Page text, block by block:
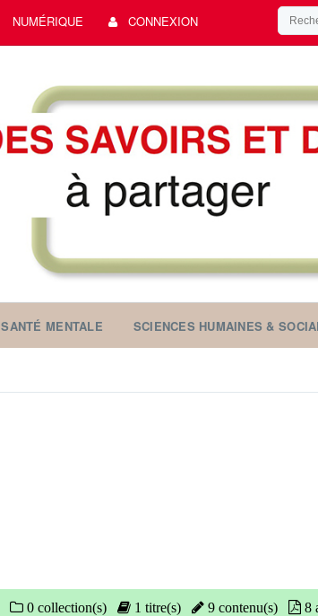
NUMÉRIQUE CONNEXION
SANTÉ MENTALE SCIENCES HUMAINES &
0 collection(s) 1 titre(s) 9 contenu(s) 8